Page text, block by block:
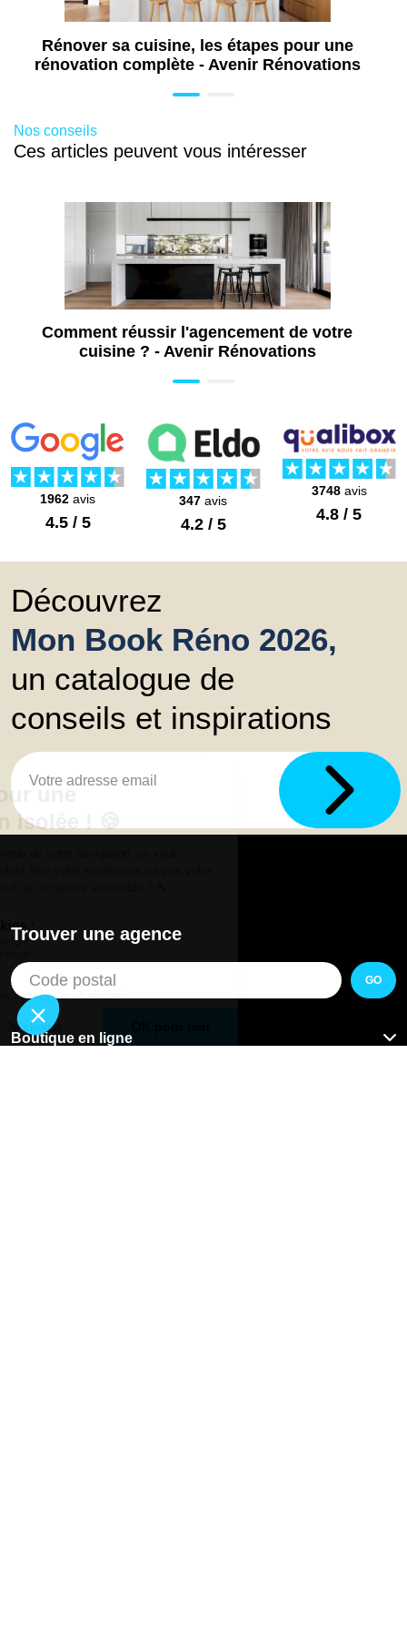
Rénovation de maison à Annecy (74)
Rénovation d’appartement à Annecy (69)
Rénovation de salle de bains à Annecy
Travaux de rénovation à Annecy (74)
Rénover sa cuisine, les étapes pour une
rénovation complète - Avenir Rénovations
Nos conseils
Ces articles peuvent vous intéresser
Comment réussir l'agencement de votre
cuisine ? - Avenir Rénovations
1962 avis
4.5 / 5
347 avis
4.2 / 5
3748avis
4.8 / 5
Découvrez
Mon Book Réno 2026,
un catalogue de
conseils et inspirations
Trouver une agence
GO
Boutique en ligne